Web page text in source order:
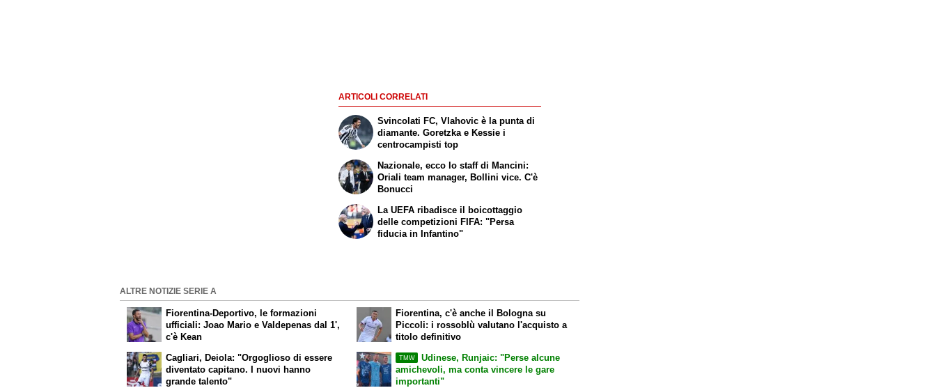
ARTICOLI CORRELATI
Svincolati FC, Vlahovic è la punta di
diamante. Goretzka e Kessie i
centrocampisti top
Nazionale, ecco lo staff di Mancini:
Oriali team manager, Bollini vice. C'è
Bonucci
La UEFA ribadisce il boicottaggio
delle competizioni FIFA: "Persa
fiducia in Infantino"
ALTRE NOTIZIE SERIE A
Fiorentina-Deportivo, le formazioni
ufficiali: Joao Mario e Valdepenas dal 1',
c'è Kean
Cagliari, Deiola: "Orgoglioso di essere
diventato capitano. I nuovi hanno
grande talento"
Fiorentina, c'è anche il Bologna su
Piccoli: i rossoblù valutano l'acquisto a
titolo definitivo
TMW
Udinese, Runjaic: "Perse alcune
amichevoli, ma conta vincere le gare
importanti"